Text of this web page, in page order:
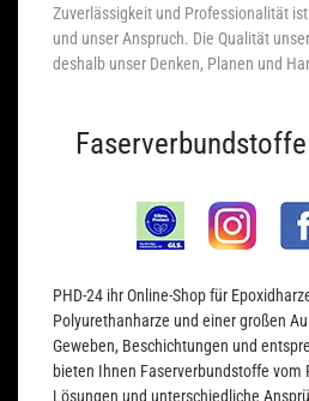
Zuverlässigkeit und Professionalität
und unser Anspruch. Die Qualität
deshalb unser Denken, Planen und
PHD-24 ihr Online-Shop für
Polyurethanharze und einer großen
Geweben, Beschichtungen und
bieten Ihnen Faserverbundstoffe vom
Lösungen und unterschiedliche